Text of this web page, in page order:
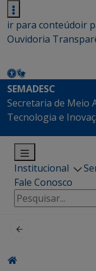
ir para conteúdoir
Ouvidoria
SEMADESC
Secretaria de Meio
Tecnologia e
Institucional
Fale Conosco
Pesquisar
por: